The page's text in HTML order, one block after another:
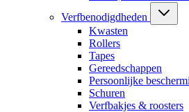
Verfbenodigdheden
Kwasten
Rollers
Tapes
Gereedschappen
Persoonlijke
Schuren
Verfbakjes & roosters